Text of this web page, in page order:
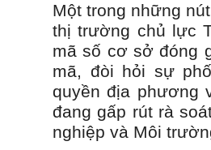
Một trong những
thị trường chủ lực
mã số cơ sở đóng
mã, đòi hỏi sự
quyền địa phương
đang gấp rút rà
nghiệp và Môi